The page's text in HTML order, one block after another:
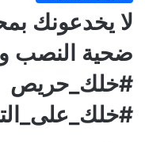
لا يخدعونك
ضحية النصب
#خلك_حريص